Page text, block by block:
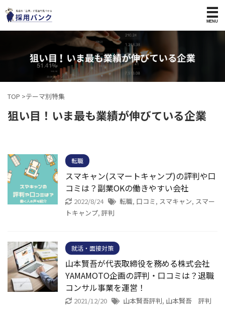
TOP >テーマ別特集
狙い目！いま最も業績が伸びている企業
転職
スマキャン(スマートキャンプ)の評判や口
コミは？副業OKの働きやすい会社
2022/8/24 転職, 口コミ, スマキャン, スマー
トキャンプ, 評判
就活・面接対策
山本賢吾が代表取締役を務める株式会社
YAMAMOTO企画の評判・口コミは？退職
コンサル事業を運営！
2021/12/20 山本賢吾評判, 山本賢吾 評判